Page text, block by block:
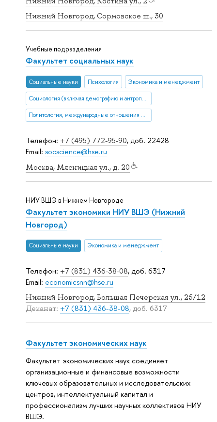
Нижний Новгород, Сормовское ш., 30
Телефон: +7 (495) 772-95-90, доб. 22428
Email: socscience@hse.ru
Москва, Мясницкая ул., д. 20
Учебные подразделения
Факультет социальных наук
Социальные науки Психология Экономика и менеджмент
Социология (включая демографию и антропологию)
Политология, международные отношения и ГМУ
Телефон: +7 (831) 436-38-08, доб. 6317
Email: economicsnn@hse.ru
Нижний Новгород, Большая Печерская ул., 25/12
Деканат: +7 (831) 436-38-08, доб. 6317
НИУ ВШЭ в Нижнем Новгороде
Факультет экономики НИУ ВШЭ (Нижний
Новгород)
Социальные науки Экономика и менеджмент
Факультет экономических наук
Факультет экономических наук соединяет
организационные и финансовые возможности
ключевых образовательных и исследовательских
центров, интеллектуальный капитал и
профессионализм лучших научных коллективов НИУ
ВШЭ.